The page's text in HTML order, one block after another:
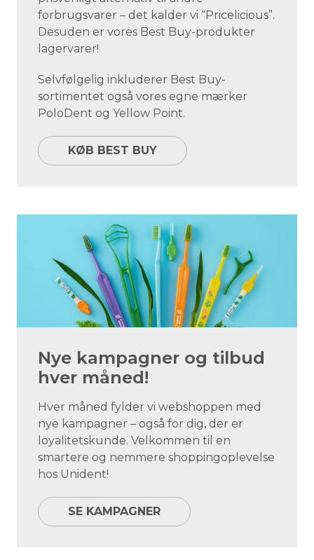
forbrugsvarer – det kalder vi “Pricelicious”.
Desuden er vores Best Buy-produkter
lagervarer!
Selvfølgelig inkluderer Best Buy-
sortimentet også vores egne mærker
PoloDent og Yellow Point.
KØB BEST BUY
Nye kampagner og tilbud
hver måned!
Hver måned fylder vi webshoppen med
nye kampagner – også for dig, der er
loyalitetskunde. Velkommen til en
smartere og nemmere shoppingoplevelse
hos Unident!
SE KAMPAGNER